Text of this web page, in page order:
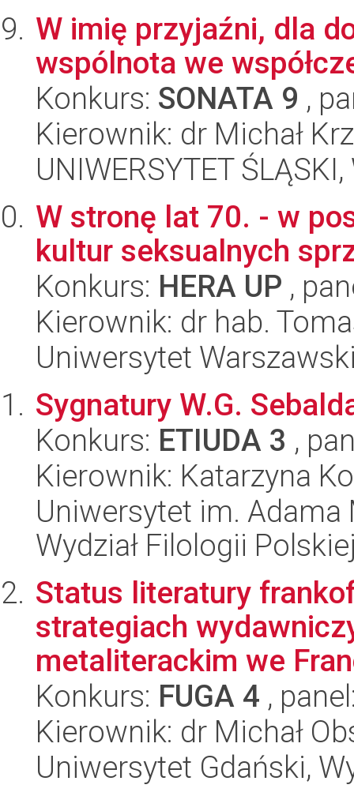
W imię przyjaźni, dla
wspólnota we
Konkurs: SONATA 9 ,
Kierownik: dr Michał
UNIWERSYTET
W stronę lat 70. - w
kultur seksualnych
Konkurs: HERA UP ,
Kierownik: dr hab.
Uniwersytet
Sygnatury W.G.
Konkurs: ETIUDA 3 ,
Kierownik: Katarzyna
Uniwersytet im.
Wydział Filologii
Status literatury
strategiach
metaliterackim we
Konkurs: FUGA 4 ,
Kierownik: dr Michał
Uniwersytet Gdański,